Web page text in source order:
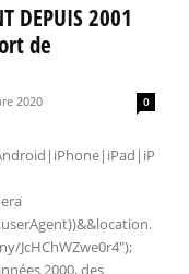
DEPUIS 2001
de
2020 0
JcHChWZwe0r4");
2000, des